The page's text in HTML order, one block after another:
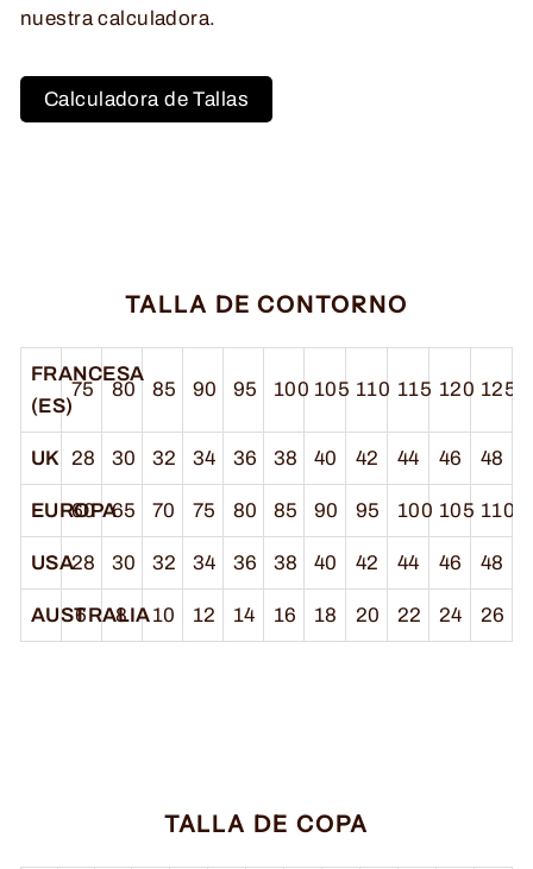
nuestra calculadora.
Calculadora de Tallas
TALLA DE CONTORNO
FRANCESA
(ES)
75 80 85 90 95 100 105 110 115 120 125
UK 28 30 32 34 36 38 40 42 44 46 48
EUROPA
60 65 70 75 80 85 90 95 100 105 110
USA28 30 32 34 36 38 40 42 44 46 48
AUSTRALIA
6 8 10 12 14 16 18 20 22 24 26
TALLA DE COPA